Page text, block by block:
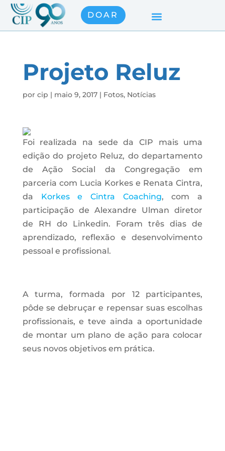
DOAR
Projeto Reluz
por cip | maio 9, 2017| Fotos, Notícias
Foi realizada na sede da CIP mais uma
edição do projeto Reluz, do departamento
de Ação Social da Congregação em
parceria com Lucia Korkes e Renata Cintra,
da Korkes e Cintra Coaching, com a
participação de Alexandre Ulman diretor
de RH do Linkedin. Foram três dias de
aprendizado, reflexão e desenvolvimento
pessoal e profissional.
A turma, formada por 12 participantes,
pôde se debruçar e repensar suas escolhas
profissionais, e teve ainda a oportunidade
de montar um plano de ação para colocar
seus novos objetivos em prática.